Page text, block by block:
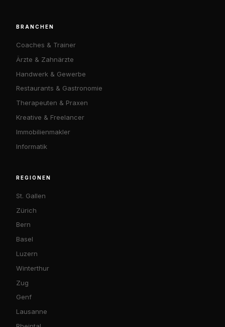
BRANCHEN
Coaches & Trainer
Ärzte & Zahnärzte
Handwerk & Gewerbe
Restaurants & Gastronomie
Therapeuten & Praxen
Kreative & Freelancer
Immobilienmakler
Informatik
REGIONEN
St. Gallen
Zürich
Bern
Basel
Luzern
Winterthur
Zug
Genf
Lausanne